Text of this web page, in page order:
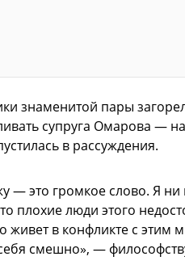
знаменитой пары
супруга Омарова —
в рассуждения.
— это громкое слово. Я ни
плохие люди этого
живет в конфликте с этим
смешно», —